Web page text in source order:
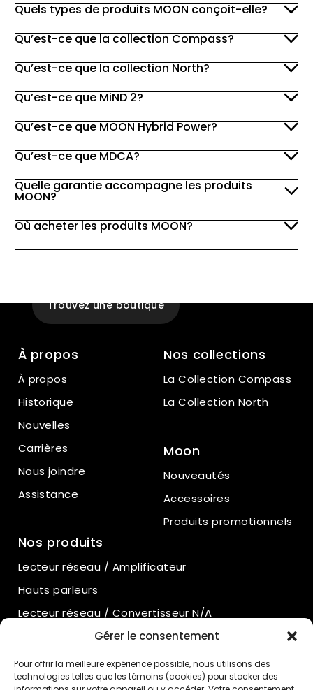
Gérer le consentement
Pour offrir la meilleure expérience possible, nous utilisons des
technologies telles que les témoins (cookies) pour stocker des
Quels types de produits MOON conçoit-elle?
Qu’est-ce que la collection Compass?
Qu’est-ce que la collection North?
Qu’est-ce que MiND 2?
Qu’est-ce que MOON Hybrid Power?
Qu’est-ce que MDCA?
Quelle garantie accompagne les produits
MOON?
Où acheter les produits MOON?
Trouvez une boutique
À propos
À propos
Historique
Nouvelles
Carrières
Nous joindre
Assistance
Nos collections
La Collection Compass
La Collection North
Moon
Nouveautés
Accessoires
Produits promotionnels
Nos produits
Lecteur réseau / Amplificateur
Hauts parleurs
Lecteur réseau / Convertisseur N/A
Amplificateurs intégrés
Amplificateurs de puissance
Préamplificateurs